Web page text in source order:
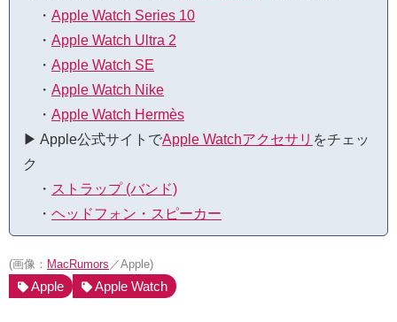
・ Apple Watch Series 10
・ Apple Watch Ultra 2
・ Apple Watch SE
・ Apple Watch Nike
・ Apple Watch Hermès
▶︎ Apple公式サイトでApple Watchアクセサリ をチェッ
ク
・ ストラップ (バンド)
・ ヘッドフォン・スピーカー
(画像： MacRumors ／Apple)
Apple Apple Watch